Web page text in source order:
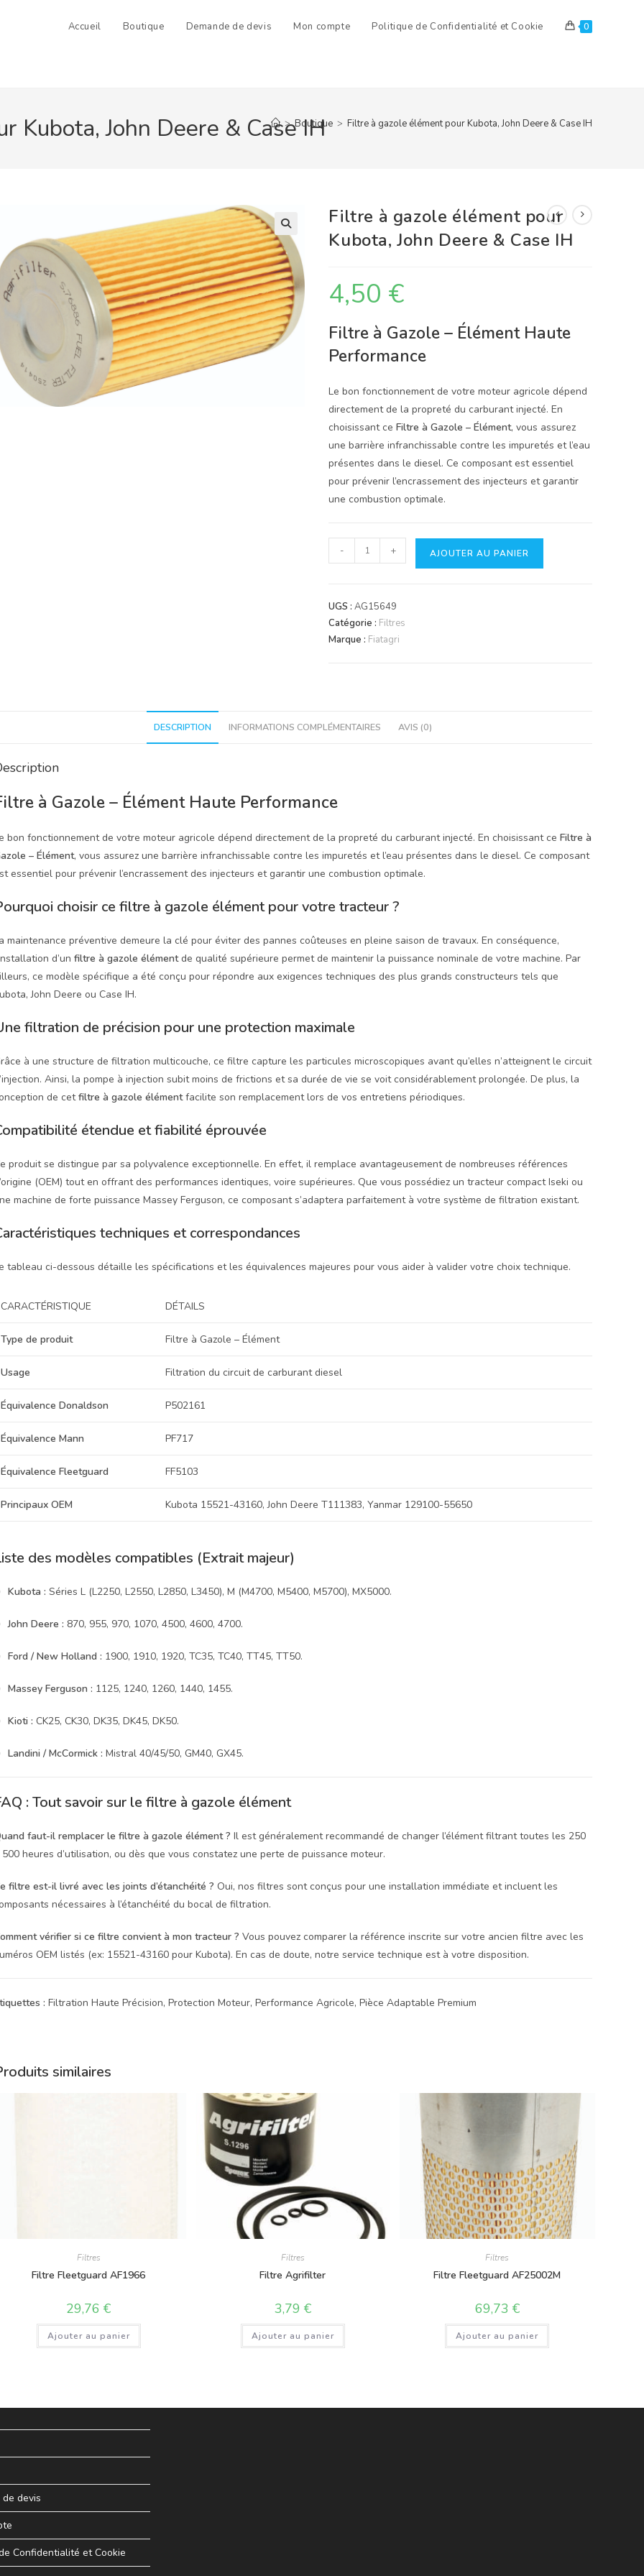
Accueil Boutique Demande de devis Mon compte Politique de Confidentialité et Cookie 0
Kubota, John Deere & Case IH
> Boutique > Filtre à gazole élément pour Kubota, John Deere & Case IH
Filtre à gazole élément pour
Kubota, John Deere & Case IH
4,50 €
Filtre à Gazole – Élément Haute
Performance
Le bon fonctionnement de votre moteur agricole dépend
directement de la propreté du carburant injecté. En
choisissant ceFiltre à Gazole – Élément, vous assurez
une barrière infranchissable contre les impuretés et l’eau
présentes dans le diesel. Ce composant est essentiel
pour prévenir l’encrassement des injecteurs et garantir
une combustion optimale.
quantité
de
à
gazole
élément
&
- + AJOUTER AU PANIER
UGS :AG15649
Catégorie : Filtres
Marque : Fiatagri
DESCRIPTION INFORMATIONS COMPLÉMENTAIRES AVIS (0)
à Gazole – Élément Haute Performance
bon fonctionnement de votre moteur agricole dépend directement de la propreté du carburant injecté. En choisissant ce Filtre à
– Élément, vous assurez une barrière infranchissable contre les impuretés et l’eau présentes dans le diesel. Ce composant
essentiel pour prévenir l’encrassement des injecteurs et garantir une combustion optimale.
choisir ce filtre à gazole élément pour votre tracteur ?
maintenance préventive demeure la clé pour éviter des pannes coûteuses en pleine saison de travaux. En conséquence,
d’un filtre à gazole élémentde qualité supérieure permet de maintenir la puissance nominale de votre machine. Par
ce modèle spécifique a été conçu pour répondre aux exigences techniques des plus grands constructeurs tels que
John Deere ou Case IH.
filtration de précision pour une protection maximale
à une structure de filtration multicouche, ce filtre capture les particules microscopiques avant qu’elles n’atteignent le circuit
Ainsi, la pompe à injection subit moins de frictions et sa durée de vie se voit considérablement prolongée. De plus, la
de cetfiltre à gazole élémentfacilite son remplacement lors de vos entretiens périodiques.
étendue et fiabilité éprouvée
produit se distingue par sa polyvalence exceptionnelle. En effet, il remplace avantageusement de nombreuses références
(OEM) tout en offrant des performances identiques, voire supérieures. Que vous possédiez un tracteur compact Iseki ou
machine de forte puissance Massey Ferguson, ce composant s’adaptera parfaitement à votre système de filtration existant.
techniques et correspondances
tableau ci-dessous détaille les spécifications et les équivalences majeures pour vous aider à valider votre choix technique.
CARACTÉRISTIQUE DÉTAILS
Type de produit Filtre à Gazole – Élément
Usage Filtration du circuit de carburant diesel
Équivalence Donaldson P502161
Équivalence Mann PF717
Équivalence Fleetguard FF5103
Principaux OEM Kubota 15521-43160, John Deere T111383, Yanmar 129100-55650
des modèles compatibles (Extrait majeur)
Kubota : Séries L (L2250, L2550, L2850, L3450), M (M4700, M5400, M5700), MX5000.
John Deere : 870, 955, 970, 1070, 4500, 4600, 4700.
Ford / New Holland : 1900, 1910, 1920, TC35, TC40, TT45, TT50.
Massey Ferguson : 1125, 1240, 1260, 1440, 1455.
Kioti : CK25, CK30, DK35, DK45, DK50.
Landini / McCormick : Mistral 40/45/50, GM40, GX45.
: Tout savoir sur le filtre à gazole élément
faut-il remplacer le filtre à gazole élément ? Il est généralement recommandé de changer l’élément filtrant toutes les 250
500 heures d’utilisation, ou dès que vous constatez une perte de puissance moteur.
filtre est-il livré avec les joints d’étanchéité ? Oui, nos filtres sont conçus pour une installation immédiate et incluent les
nécessaires à l’étanchéité du bocal de filtration.
vérifier si ce filtre convient à mon tracteur ? Vous pouvez comparer la référence inscrite sur votre ancien filtre avec les
OEM listés (ex: 15521-43160 pour Kubota). En cas de doute, notre service technique est à votre disposition.
: Filtration Haute Précision, Protection Moteur, Performance Agricole, Pièce Adaptable Premium
similaires
Filtres
Filtre Fleetguard AF1966
29,76€
Ajouter au panier
Filtres
Filtre Agrifilter
3,79 €
Ajouter au panier
Filtres
Filtre Fleetguard AF25002M
69,73 €
Ajouter au panier
devis
Confidentialité et Cookie